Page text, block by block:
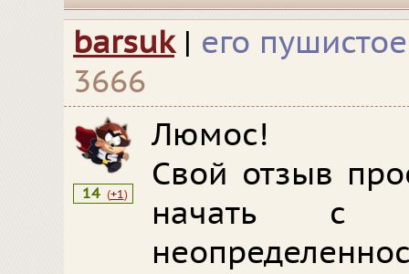
barsuk | его
3666
14 (+1)
Люмос!
Свой отзыв
начать с